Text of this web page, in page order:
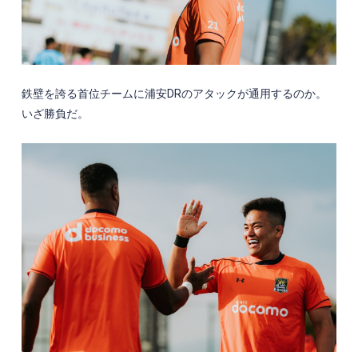
鉄壁を誇る首位チームに浦安DRのアタックが通用するのか。
いざ勝負だ。